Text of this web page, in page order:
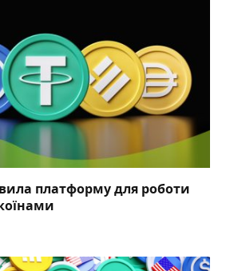
платформу для роботи